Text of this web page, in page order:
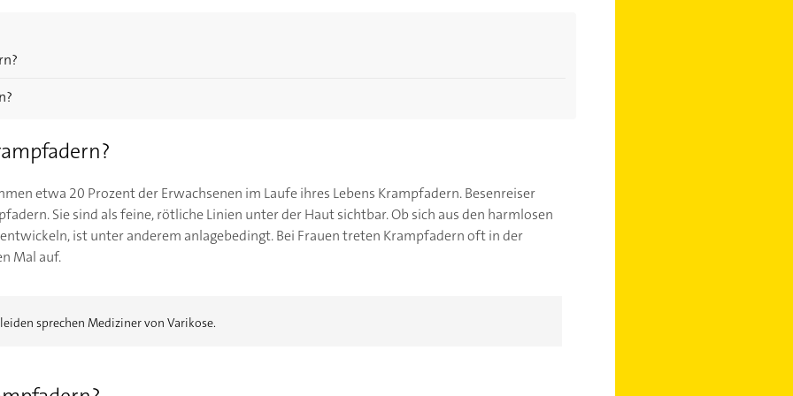
etwa 20 Prozent der Erwachsenen im Laufe ihres Lebens Krampfadern. Besenreiser
Sie sind als feine, rötliche Linien unter der Haut sichtbar. Ob sich aus den harmlosen
ist unter anderem anlagebedingt. Bei Frauen treten Krampfadern oft in der
Mal auf.
sprechen Mediziner von Varikose.